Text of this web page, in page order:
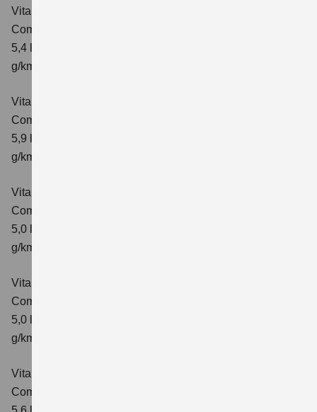
Vitara 1.4 BOOSTERJET HYBRID ALLGRIP
Comfort+ Verbrauchswerte: kombinierter Energieverbrauch
5,4 l/100km; kombinierter Wert der CO₂-Emission: 129
g/km; CO₂-Klasse: D
Vitara 1.4 BOOSTERJET HYBRID ALLGRIP AT
Comfort+
5,9 l/100 km; kombinierter Wert der CO₂-Emission: 138
g/km; CO₂-Klasse: E
Vitara 1.5 DUALJET HYBRID AGS
Comfort
5,0 l/100km; kombinierter Wert der CO₂-Emission: 113
g/km; CO₂-Klasse: C
Vitara 1.5 DUALJET HYBRID AGS
Comfort+
5,0 l/100km; kombinierter Wert der CO₂-Emission: 114
g/km; CO₂-Klasse: C
Vitara 1.5 DUALJET HYBRID ALLGRIP AGS
Comfort